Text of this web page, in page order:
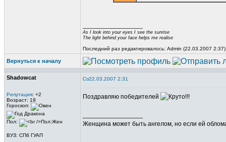
As I look into your eyes I see the sunrise
The light behind your face helps me realise
Последний раз редактировалось: Admin (22.03.2007
Вернуться к началу
Shadowcat
Репутация: +2
Возраст: 19
Гороскоп:
Пол:
ВУЗ: СПб ГУАП
22.03.2007 2:31
Поздравляю победителей
Женщина может быть ангелом, но если ей